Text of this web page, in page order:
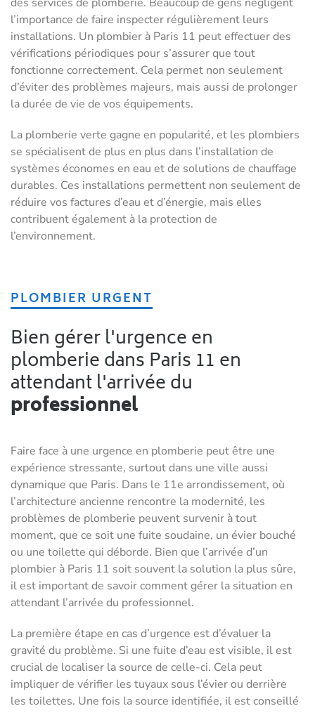
l’importance de faire inspecter régulièrement leurs
installations. Un plombier à Paris 11 peut effectuer des
vérifications périodiques pour s’assurer que tout
fonctionne correctement. Cela permet non seulement
d’éviter des problèmes majeurs, mais aussi de prolonger
la durée de vie de vos équipements.
La plomberie verte gagne en popularité, et les plombiers
se spécialisent de plus en plus dans l’installation de
systèmes économes en eau et de solutions de chauffage
durables. Ces installations permettent non seulement de
réduire vos factures d’eau et d’énergie, mais elles
contribuent également à la protection de
l’environnement.
PLOMBIER URGENT
Bien gérer l'urgence en
plomberie dans Paris 11 en
attendant l'arrivée du
professionnel
Faire face à une urgence en plomberie peut être une
expérience stressante, surtout dans une ville aussi
dynamique que Paris. Dans le 11e arrondissement, où
l’architecture ancienne rencontre la modernité, les
problèmes de plomberie peuvent survenir à tout
moment, que ce soit une fuite soudaine, un évier bouché
ou une toilette qui déborde. Bien que l’arrivée d’un
plombier à Paris 11 soit souvent la solution la plus sûre,
il est important de savoir comment gérer la situation en
attendant l’arrivée du professionnel.
La première étape en cas d’urgence est d’évaluer la
gravité du problème. Si une fuite d’eau est visible, il est
crucial de localiser la source de celle-ci. Cela peut
impliquer de vérifier les tuyaux sous l’évier ou derrière
les toilettes. Une fois la source identifiée, il est conseillé